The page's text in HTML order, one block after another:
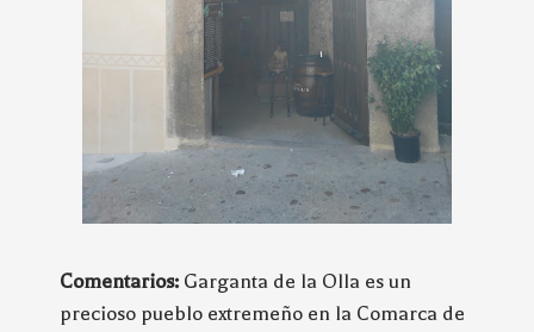
Comentarios: Garganta de la Olla es un
precioso pueblo extremeño en la Comarca de